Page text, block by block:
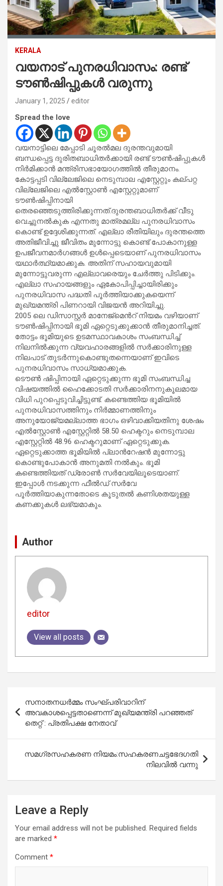
KERALA
വയനാട് പുനരധിവാസം: രണ്ട്
ടൗൺഷിപ്പുകൾ വരുന്നു
January 1, 2025 editor
Spread the love
വയനാട്ടിലെ മേപ്പാടി ചൂരൽമല ദുരന്തവുമായി
ബന്ധപ്പെട്ട ദുരിതബാധിതർക്കായി രണ്ട് ടൗൺഷിപ്പുകൾ
നിർമിക്കാൻ മന്ത്രിസഭായോഗത്തിൽ തീരുമാനം.
കോട്ടപ്പടി വില്ലേജിലെ നെടുമ്പാല എസ്റ്റേറ്റും കല്പറ്റ
വില്ലേജിലെ എൽസ്റ്റോൺ എസ്റ്റേറ്റുമാണ്
ടൗൺഷിപ്പിനായി
തെരഞ്ഞെടുത്തിരിക്കുന്നത്.ദുരന്തബാധിതർക്ക് വീടു
വെച്ചുനൽകുക എന്നതു മാത്രമല്ല പുനരധിവാസം
കൊണ്ട് ഉദ്ദേശിക്കുന്നത്. എല്ലാ രീതിയിലും ദുരന്തത്തെ
അതിജീവിച്ചു ജീവിതം മുന്നോട്ടു കൊണ്ട് പോകാനുള്ള
ഉപജീവനമാർഗങ്ങൾ ഉൾപ്പെടെയാണ് പുനരധിവാസം
യഥാർത്ഥ്യമാക്കുക. അതിന് സഹായവുമായി
മുന്നോട്ടുവരുന്ന എല്ലാവരെയും ചേർത്തു പിടിക്കും.
എല്ലാ സഹായങ്ങളും ഏകോപിപ്പിച്ചായിരിക്കും
പുനരധിവാസ പദ്ധതി പൂർത്തിയാക്കുകയെന്ന്
മുഖ്യമന്ത്രി പിണറായി വിജയൻ അറിയിച്ചു.
2005 ലെ ഡിസാസ്റ്റർ മാനേജ്‌മെൻറ് നിയമം വഴിയാണ്
ടൗൺഷിപ്പിനായി ഭൂമി ഏറ്റെടുക്കുക്കാൻ തീരുമാനിച്ചത്.
തോട്ടം ഭൂമിയുടെ ഉടമസ്ഥാവകാശം സംബന്ധിച്ച്
നിലനിൽക്കുന്ന വ്യവഹാരങ്ങളിൽ സർക്കാരിനുള്ള
നിലപാട് തുടർന്നുകൊണ്ടുതന്നെയാണ് ഇവിടെ
പുനരധിവാസം സാധ്യമാക്കുക.
ടൌൺ ഷിപ്പിനായി ഏറ്റെടുക്കുന്ന ഭൂമി സംബന്ധിച്ച
വിഷയത്തിൽ ഹൈക്കോടതി സർക്കാരിനനുകൂലമായ
വിധി പുറപ്പെടുവിച്ചിട്ടുണ്ട്. കണ്ടെത്തിയ ഭൂമിയിൽ
പുനരധിവാസത്തിനും നിർമ്മാണത്തിനും
അനുയോജ്യമല്ലാത്ത ഭാഗം ഒഴിവാക്കിയതിനു ശേഷം
എൽസ്റ്റോൺ എസ്റ്റേറ്റിൽ 58.50 ഹെക്ടറും നെടുമ്പാല
എസ്റ്റേറ്റിൽ 48.96 ഹെക്ടറുമാണ് ഏറ്റെടുക്കുക.
ഏറ്റെടുക്കാത്ത ഭൂമിയിൽ പ്ലാൻറേഷൻ മുന്നോട്ടു
കൊണ്ടുപോകാൻ അനുമതി നൽകും. ഭൂമി
കണ്ടെത്തിയത് ഡ്രോൺ സർവേയിലൂടെയാണ്.
ഇപ്പോൾ നടക്കുന്ന ഫീൽഡ് സർവേ
പൂർത്തിയാകുന്നതോടെ കൂടുതൽ കണിശതയുള്ള
കണക്കുകൾ ലഭ്യമാകും.
Author
editor
View all posts
navigation
സനാതനധര്‍മ്മം സംഘ്പരിവാറിന്
അവകാശപ്പെട്ടതാണെന്ന് മുഖ്യമന്ത്രി പറഞ്ഞത്
തെറ്റ് : പ്രതിപക്ഷ നേതാവ്
സമഗ്രസഹകരണ നിയമം:സഹകരണചട്ടഭേദഗതി
നിലവില്‍ വന്നു
Leave a Reply
Your email address will not be published. Required fields
are marked *
Comment *